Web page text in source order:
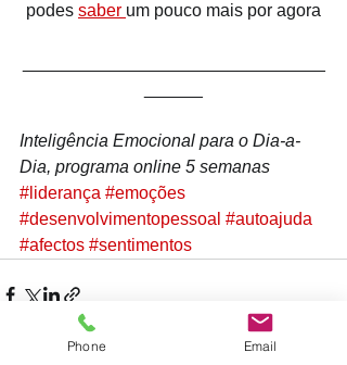
podes saber um pouco mais por agora
Inteligência Emocional para o Dia-a-
Dia, programa online 5 semanas
#liderança #emoções
#desenvolvimentopessoal #autoajuda
#afectos #sentimentos
Phone Email